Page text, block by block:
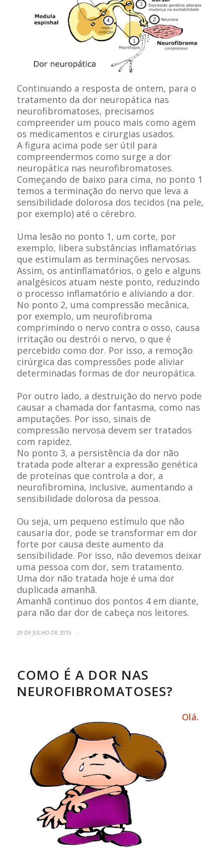
Continuando a resposta de ontem, para o
tratamento da dor neuropática nas
neurofibromatoses, precisamos
compreender um pouco mais como agem
os medicamentos e cirurgias usados.
A figura acima pode ser útil para
compreendermos como surge a dor
neuropática nas neurofibromatoses.
Começando de baixo para cima, no ponto 1
temos a terminação do nervo que leva a
sensibilidade dolorosa dos tecidos (na pele,
por exemplo) até o cérebro.
Uma lesão no ponto 1, um corte, por
exemplo, libera substâncias inflamatórias
que estimulam as terminações nervosas.
Assim, os antinflamatórios, o gelo e alguns
analgésicos atuam neste ponto, reduzindo
o processo inflamatório e aliviando a dor.
No ponto 2, uma compressão mecânica,
por exemplo, um neurofibroma
comprimindo o nervo contra o osso, causa
irritação ou destrói o nervo, o que é
percebido como dor. Por isso, a remoção
cirúrgica das compressões pode aliviar
determinadas formas de dor neuropática.
Por outro lado, a destruição do nervo pode
causar a chamada dor fantasma, como nas
amputações. Por isso, sinais de
compressão nervosa devem ser tratados
com rapidez.
No ponto 3, a persistência da dor não
tratada pode alterar a expressão genética
de proteínas que controla a dor, a
neurofibromina, inclusive, aumentando a
sensibilidade dolorosa da pessoa.
Ou seja, um pequeno estímulo que não
causaria dor, pode se transformar em dor
forte por causa deste aumento da
sensibilidade. Por isso, não devemos deixar
uma pessoa com dor, sem tratamento.
Uma dor não tratada hoje é uma dor
duplicada amanhã.
Amanhã continuo dos pontos 4 em diante,
para não dar dor de cabeça nos leitores.
29 DE JULHO DE 2015 /
COMO É A DOR NAS
NEUROFIBROMATOSES?
Olá.